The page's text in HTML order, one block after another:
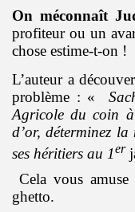
On méconnaît
profiteur ou un
chose estime-t-on !
L’auteur a
problème : «
Agricole du coin à
d’or, déterminez
ses héritiers au 1er
Cela vous
ghetto.